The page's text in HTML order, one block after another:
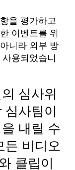
을 평가하고
이벤트를 위
니라 외부 방
용되었습니
심사위
심사팀이
내릴 수
든 비디오
클립이